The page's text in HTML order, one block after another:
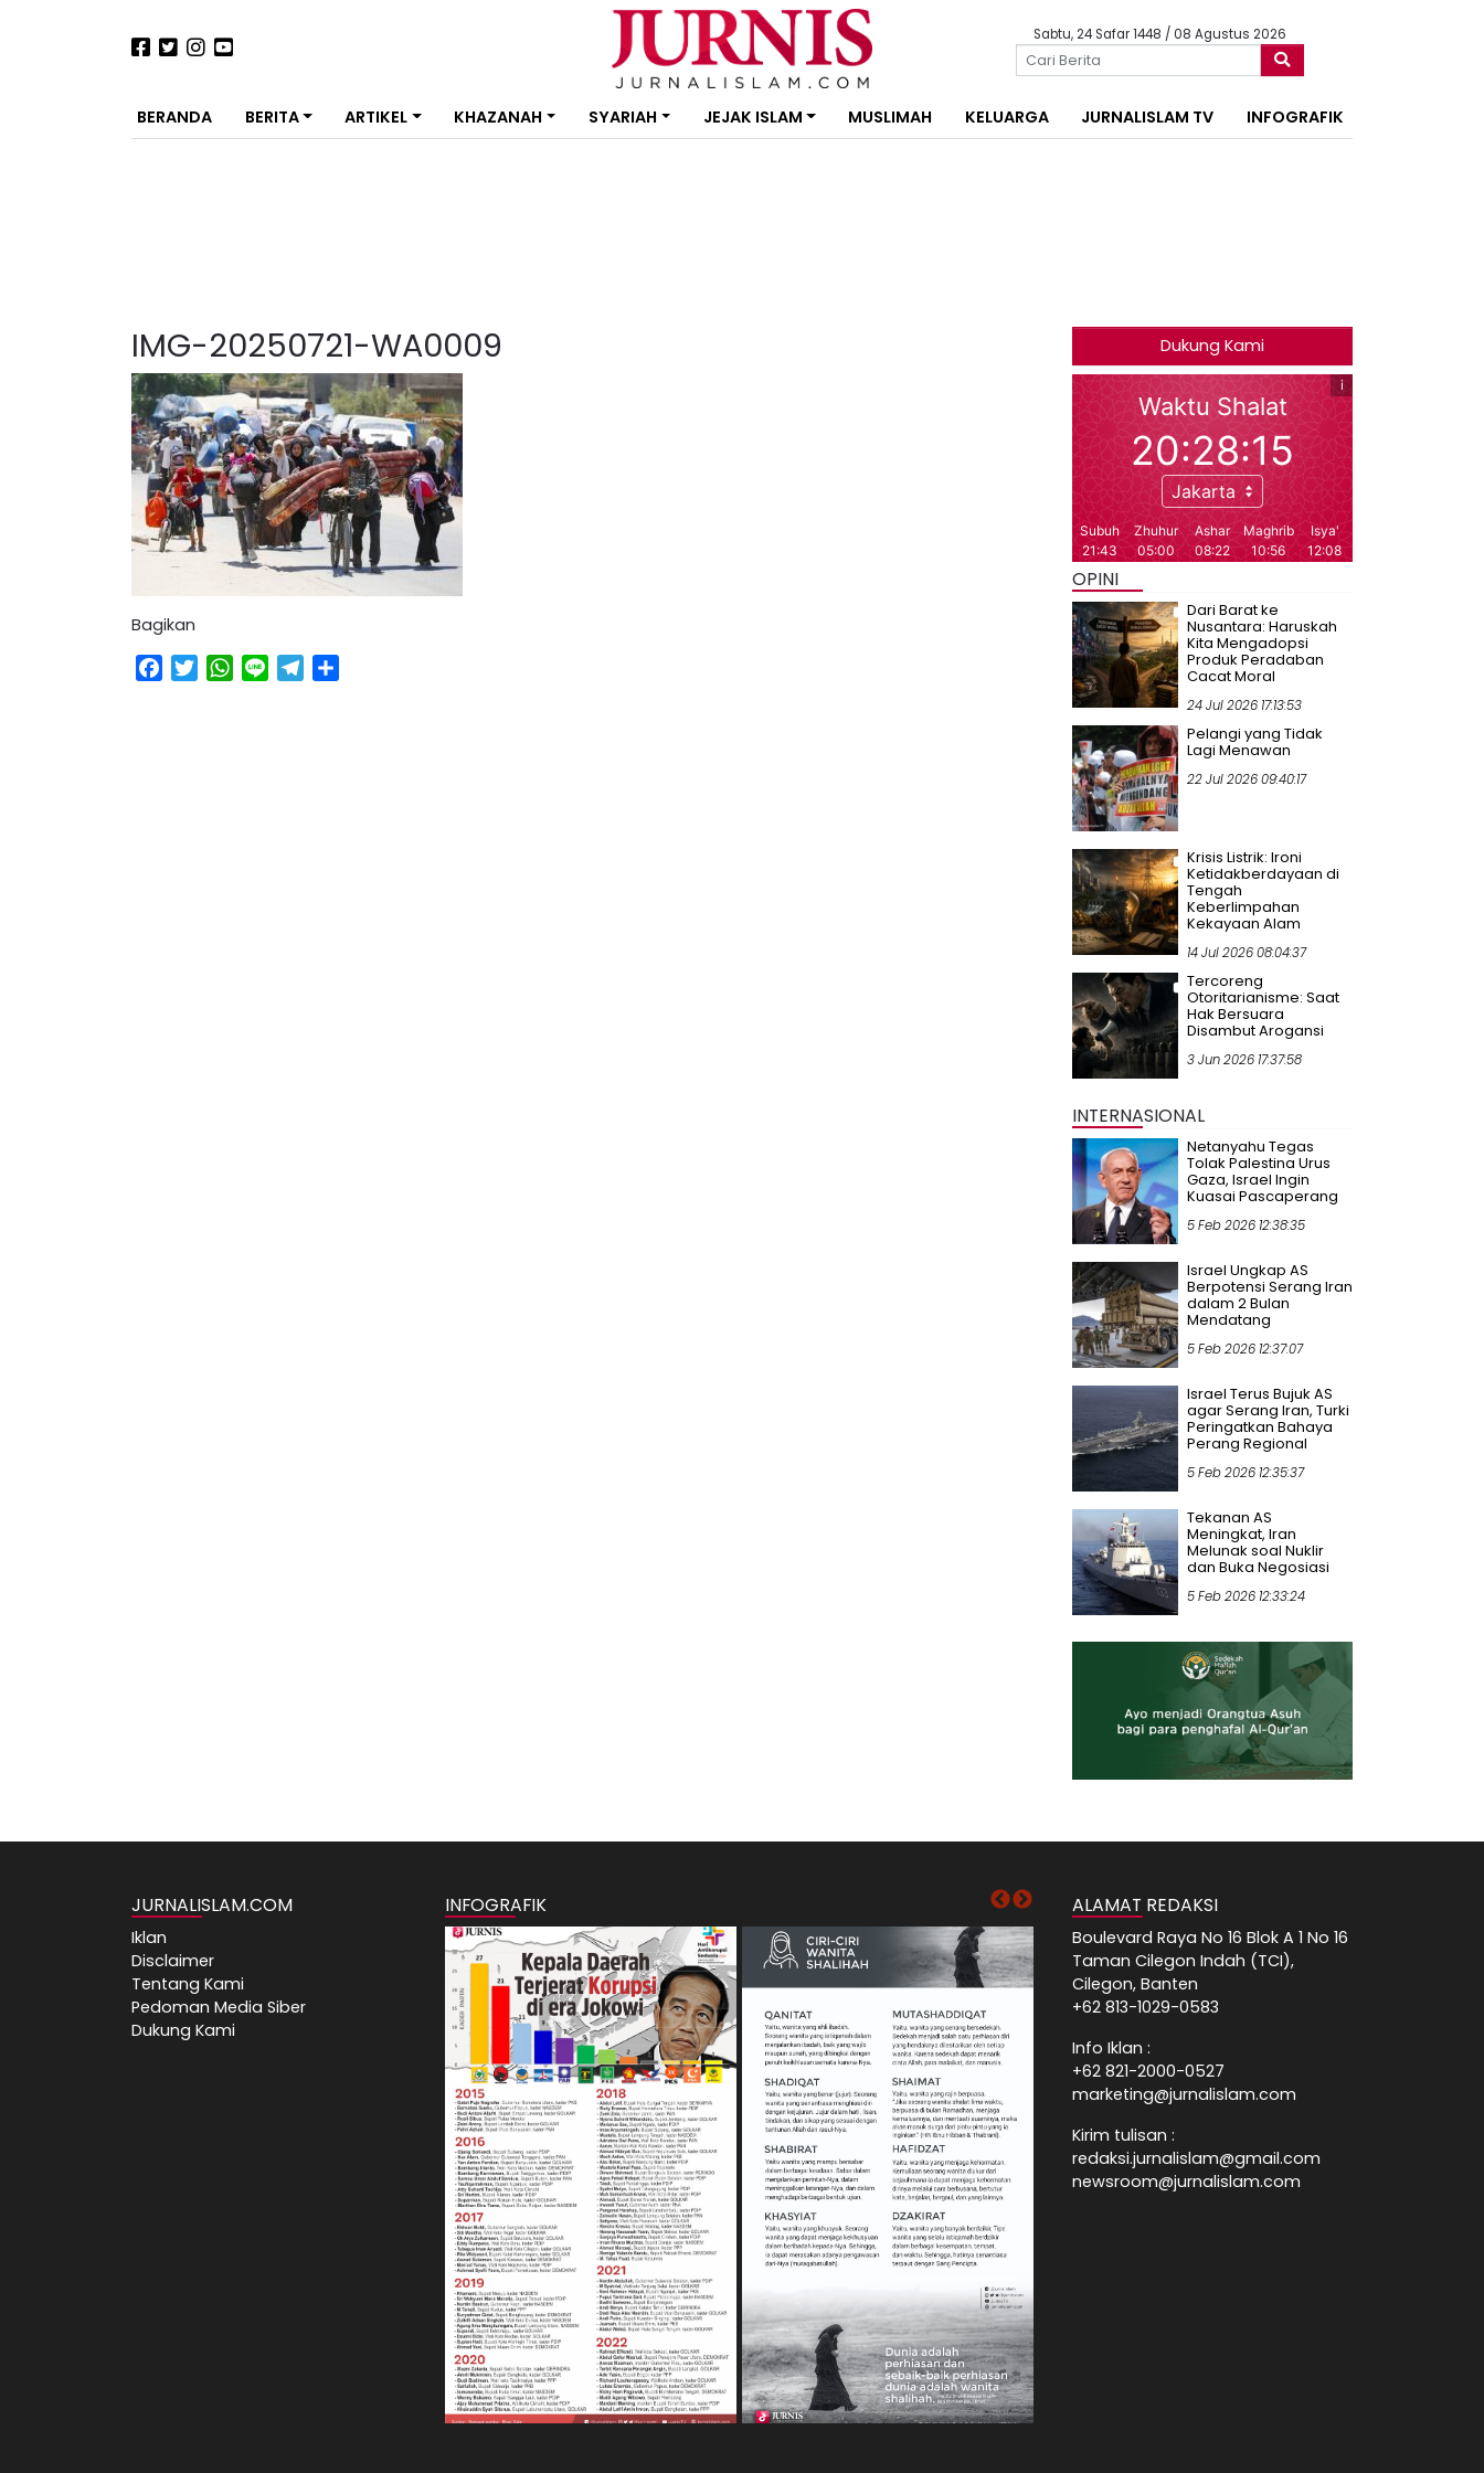
Sabtu, 24 Safar 1448 / 08 Agustus 2026
BERANDA BERITA ARTIKEL KHAZANAH SYARIAH JEJAK ISLAM MUSLIMAH KELUARGA JURNALISLAM TV INFOGRAFIK
IMG-20250721-WA0009
Bagikan
Facebook
TwitterWhatsApp
Line Telegram
Dukung Kami
OPINI
Dari Barat ke
Nusantara: Haruskah
Kita Mengadopsi
Produk Peradaban
Cacat Moral
24 Jul 2026 17:13:53
Pelangi yang Tidak
Lagi Menawan
22 Jul 2026 09:40:17
Krisis Listrik: Ironi
Ketidakberdayaan di
Tengah
Keberlimpahan
Kekayaan Alam
14 Jul 2026 08:04:37
Tercoreng
Otoritarianisme: Saat
Hak Bersuara
Disambut Arogansi
3 Jun 2026 17:37:58
INTERNASIONAL
Netanyahu Tegas
Tolak Palestina Urus
Gaza, Israel Ingin
Kuasai Pascaperang
5 Feb 2026 12:38:35
Israel Ungkap AS
Berpotensi Serang Iran
dalam 2 Bulan
Mendatang
5 Feb 2026 12:37:07
Israel Terus Bujuk AS
agar Serang Iran, Turki
Peringatkan Bahaya
Perang Regional
5 Feb 2026 12:35:37
Tekanan AS
Meningkat, Iran
Melunak soal Nuklir
dan Buka Negosiasi
5 Feb 2026 12:33:24
JURNALISLAM.COM
Iklan
Disclaimer
Tentang Kami
Pedoman Media Siber
Dukung Kami
INFOGRAFIK ALAMAT REDAKSI
Boulevard Raya No 16 Blok A 1 No 16
Taman Cilegon Indah (TCI),
Cilegon, Banten
+62 813-1029-0583
Info Iklan :
+62 821-2000-0527
marketing@jurnalislam.com
Kirim tulisan :
redaksi.jurnalislam@gmail.com
newsroom@jurnalislam.com